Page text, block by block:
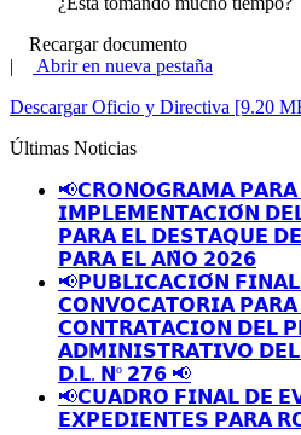
Recargar documento
|
Abrir en nueva pestaña
Descargar Oficio y Directiva [9.20
Últimas Noticias
📢𝗖𝗥𝗢𝗡𝗢𝗚𝗥𝗔𝗠𝗔 𝗣𝗔𝗥𝗔
𝗜𝗠𝗣𝗟𝗘𝗠𝗘𝗡𝗧𝗔𝗖𝗜𝗢́𝗡
𝗣𝗔𝗥𝗔 𝗘𝗟 𝗗𝗘𝗦𝗧𝗔𝗤𝗨𝗘
𝗣𝗔𝗥𝗔 𝗘𝗟 𝗔𝗡̃𝗢 𝟮𝟬𝟮𝟲
📢𝗣𝗨𝗕𝗟𝗜𝗖𝗔𝗖𝗜𝗢́𝗡
𝗖𝗢𝗡𝗩𝗢𝗖𝗔𝗧𝗢𝗥𝗜𝗔 𝗣𝗔𝗥𝗔
𝗖𝗢𝗡𝗧𝗥𝗔𝗧𝗔𝗖𝗜𝗢𝗡 𝗗𝗘𝗟
𝗔𝗗𝗠𝗜𝗡𝗜𝗦𝗧𝗥𝗔𝗧𝗜𝗩𝗢
𝗗.𝗟. 𝗡º 𝟮𝟳𝟲 📢
📢𝗖𝗨𝗔𝗗𝗥𝗢 𝗙𝗜𝗡𝗔𝗟 𝗗𝗘
𝗘𝗫𝗣𝗘𝗗𝗜𝗘𝗡𝗧𝗘𝗦 𝗣𝗔𝗥𝗔